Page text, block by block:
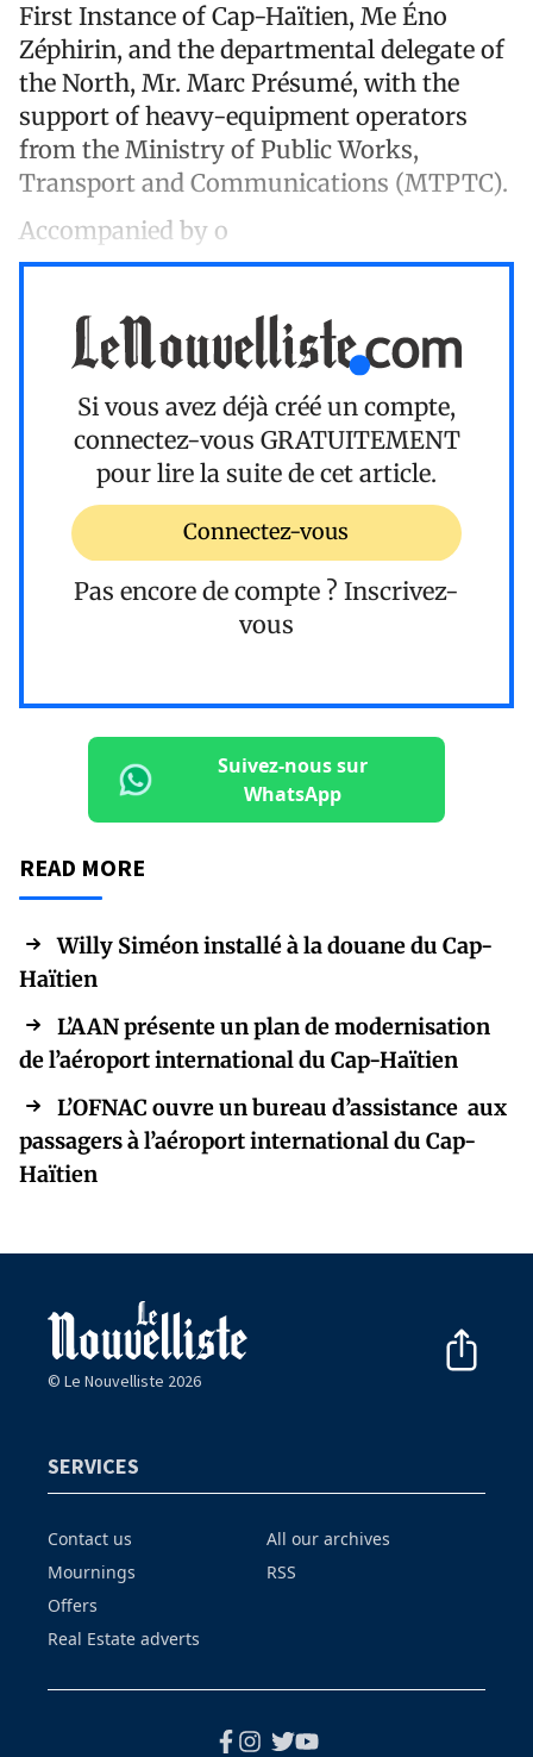
First Instance of Cap-Haïtien, Me Éno
Zéphirin, and the departmental delegate of
the North, Mr. Marc Présumé, with the
support of heavy-equipment operators
from the Ministry of Public Works,
Transport and Communications (MTPTC).
Accompanied by o
Si vous avez déjà créé un compte,
connectez-vous GRATUITEMENT
pour lire la suite de cet article.
Connectez-vous
Pas encore de compte ? Inscrivez-
vous
Suivez-nous sur
WhatsApp
READ MORE
Willy Siméon installé à la douane du Cap-
Haïtien
L’AAN présente un plan de modernisation
de l’aéroport international du Cap-Haïtien
L’OFNAC ouvre un bureau d’assistance aux
passagers à l’aéroport international du Cap-
Haïtien
© Le Nouvelliste 2026
SERVICES
Contact us
Mournings
Offers
Real Estate adverts
All our archives
RSS